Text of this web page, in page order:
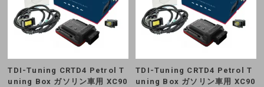
TDI-Tuning CRTD4 Petrol T
uning Box ガソリン車用 XC90
TDI-Tuning CRTD4 Petrol T
uning Box ガソリン車用 XC90